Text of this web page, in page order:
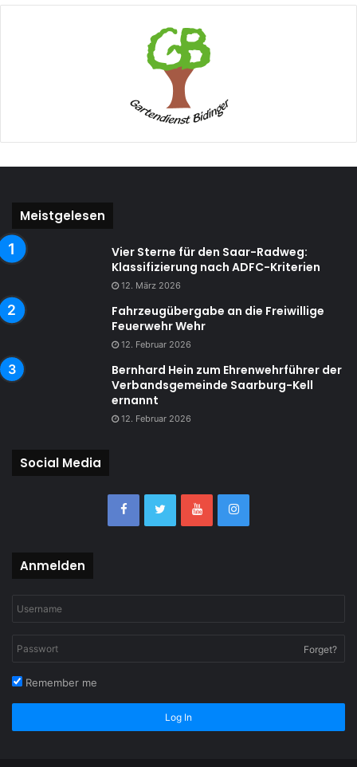
Meistgelesen
Vier Sterne für den Saar-Radweg:
Klassifizierung nach ADFC-Kriterien
12. März 2026
Fahrzeugübergabe an die Freiwillige
Feuerwehr Wehr
12. Februar 2026
Bernhard Hein zum Ehrenwehrführer der
Verbandsgemeinde Saarburg-Kell
ernannt
12. Februar 2026
Social Media
Anmelden
Forget?
Remember me
Log In